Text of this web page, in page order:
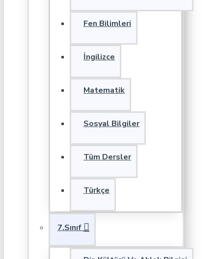
Fen Bilimleri
İngilizce
Matematik
Sosyal Bilgiler
Tüm Dersler
Türkçe
7.Sınıf